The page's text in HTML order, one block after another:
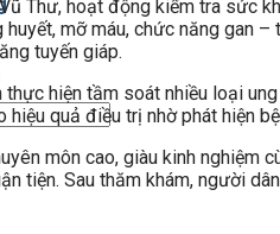
Thư, hoạt động kiểm tra sức
mỡ máu, chức năng gan
tuyến giáp.
thực hiện tầm soát nhiều loại
hiệu quả điều trị nhờ phát hiện
môn cao, giàu kinh nghiệm
tiện. Sau thăm khám, người